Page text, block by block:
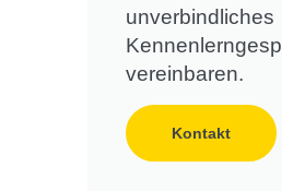
unverbindliches
vereinbaren.
Kontakt